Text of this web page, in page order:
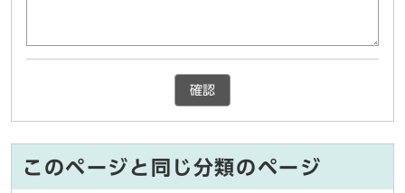
確認
このページと同じ分類のページ